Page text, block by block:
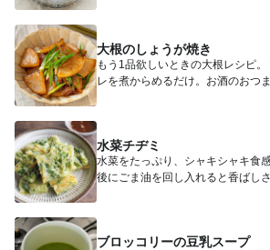
大根のしょうが焼き
もう1品欲しいときの大根レシピ
レを煮からめるだけ。お酒のおつ
ったり！...
水菜チヂミ
水菜をたっぷり、シャキシャキ食
後にごま油を回し入れると香ばし
ブロッコリーの豆乳スープ